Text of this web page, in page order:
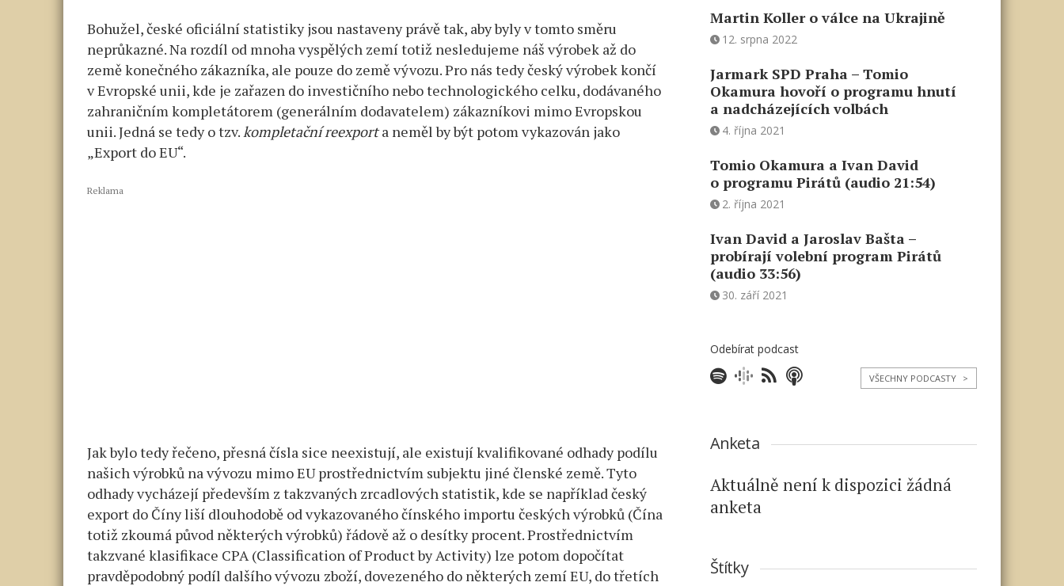
Bohužel, české oficiální statistiky jsou nastaveny právě tak, aby byly v tomto směru
neprůkazné. Na rozdíl od mnoha vyspělých zemí totiž nesledujeme náš výrobek až do
země konečného zákazníka, ale pouze do země vývozu. Pro nás tedy český výrobek končí
v Evropské unii, kde je zařazen do investičního nebo technologického celku, dodávaného
zahraničním kompletátorem (generálním dodavatelem) zákazníkovi mimo Evropskou
unii. Jedná se tedy o tzv. kompletační reexporta neměl by být potom vykazován jako
„Export do EU“.
Reklama
Jak bylo tedy řečeno, přesná čísla sice neexistují, ale existují kvalifikované odhady podílu
našich výrobků na vývozu mimo EU prostřednictvím subjektu jiné členské země. Tyto
odhady vycházejí především z takzvaných zrcadlových statistik, kde se například český
export do Číny liší dlouhodobě od vykazovaného čínského importu českých výrobků (Čína
totiž zkoumá původ některých výrobků) řádově až o desítky procent. Prostřednictvím
takzvané klasifikace CPA (Classification of Product by Activity) lze potom dopočítat
pravděpodobný podíl dalšího vývozu zboží, dovezeného do některých zemí EU, do třetích
Martin Koller o válce na Ukrajině
12. srpna 2022
Jarmark SPD Praha – Tomio
Okamura hovoří o programu hnutí
a nadcházejících volbách
4. října 2021
Tomio Okamura a Ivan David
o programu Pirátů (audio 21:54)
2. října 2021
Ivan David a Jaroslav Bašta –
probírají volební program Pirátů
(audio 33:56)
30. září 2021
Odebírat podcast
VŠECHNY PODCASTY >
Anketa
Aktuálně není k dispozici žádná
anketa
Štítky